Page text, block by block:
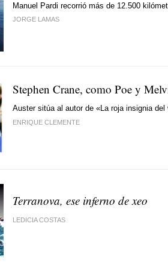
Manuel Pardi recorrió más de 12.500
JORGE LAMAS
Stephen Crane, como Poe y
Auster sitúa al autor de «La roja insignia
ENRIQUE CLEMENTE
Terranova, ese inferno de xeo
LEDICIA COSTAS